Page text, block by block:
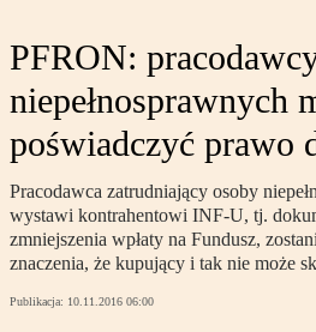
PFRON:
niepełnosprawnych
poświadczyć prawo
Pracodawca zatrudniający osoby
wystawi kontrahentowi INF-U, tj.
zmniejszenia wpłaty na Fundusz,
znaczenia, że kupujący i tak nie może
Publikacja: 10.11.2016 06:00